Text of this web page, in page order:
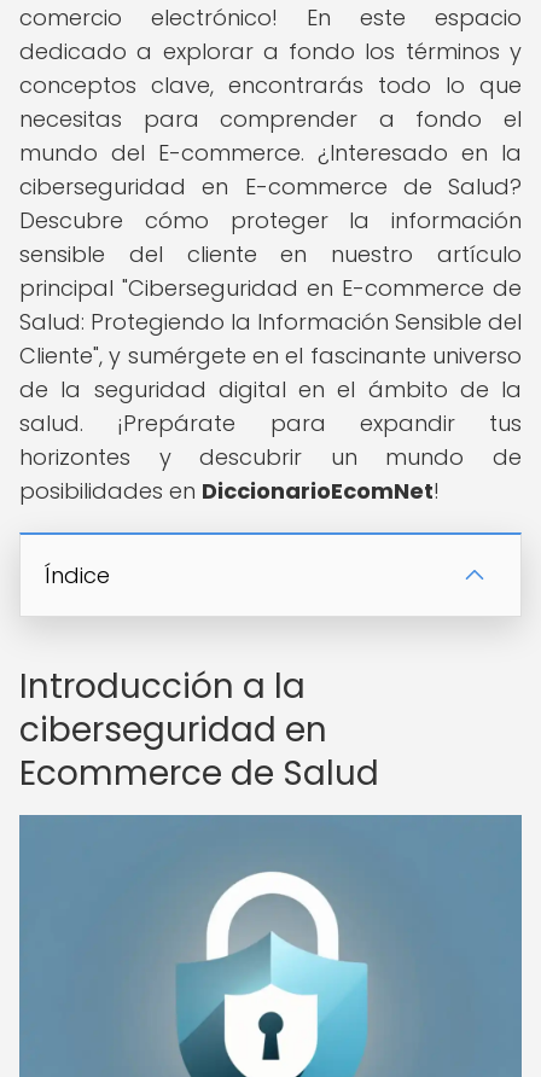
comercio electrónico! En este espacio
dedicado a explorar a fondo los términos y
conceptos clave, encontrarás todo lo que
necesitas para comprender a fondo el
mundo del E-commerce. ¿Interesado en la
ciberseguridad en E-commerce de Salud?
Descubre cómo proteger la información
sensible del cliente en nuestro artículo
principal "Ciberseguridad en E-commerce de
Salud: Protegiendo la Información Sensible del
Cliente", y sumérgete en el fascinante universo
de la seguridad digital en el ámbito de la
salud. ¡Prepárate para expandir tus
horizontes y descubrir un mundo de
posibilidades en DiccionarioEcomNet!
Índice
Introducción a la
ciberseguridad en
Ecommerce de Salud